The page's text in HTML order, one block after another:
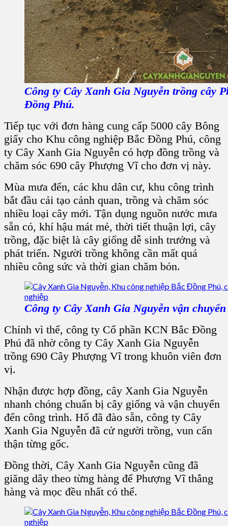
Công ty Cây Xanh Gia Nguyễn trồng cây
Đồng Phú.
Tiếp tục với đơn hàng cung cấp 5000 cây Bông
giấy cho Khu công nghiệp Bắc Đồng Phú, công
ty Cây Xanh Gia Nguyễn có hợp đồng trồng và
chăm sóc 690 cây Phượng Vĩ cho đơn vị này.
Mùa mưa đến, các khu dân cư, khu công trình
bắt đầu cải tạo cảnh quan, trồng và chăm sóc
nhiều loại cây mới. Tận dụng nguồn nước mưa
sẵn có, khí hậu mát mẻ, thời tiết thuận lợi, cây
trồng, đặc biệt là cây giống dễ sinh trưởng và
phát triển. Người trồng không cần mất quá
nhiều công sức và thời gian chăm bón.
Công ty Cây Xanh Gia Nguyễn vận
Chính vì thế, công ty Cổ phần KCN Bắc Đồng
Phú đã nhờ công ty Cây Xanh Gia Nguyễn
trồng 690 Cây Phượng Vĩ trong khuôn viên đơn
vị.
Nhận được hợp đồng, cây Xanh Gia Nguyễn
nhanh chóng chuẩn bị cây giống và vận chuyển
đến công trình. Hố đã đào sẵn, công ty Cây
Xanh Gia Nguyễn đã cử người trồng, vun cẩn
thận từng gốc.
Đồng thời, Cây Xanh Gia Nguyễn cũng đã
giăng dây theo từng hàng để Phượng Vĩ thẳng
hàng và mọc đều nhất có thể.